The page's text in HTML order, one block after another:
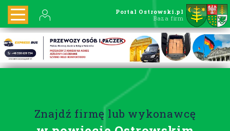
Portal Ostrowski.pl
Baza firm
Znajdź firmę lub wykonawcę